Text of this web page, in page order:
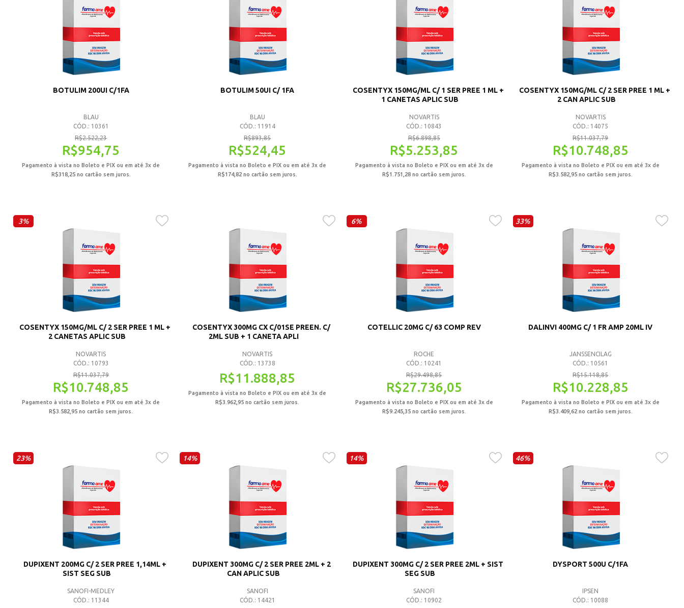
BOTULIM 200UI C/1FA
BLAU
CÓD.: 10361
R$2.522,23
R$954,75
Pagamento à vista no Boleto e PIX ou em até 3x de
R$318,25no cartão sem juros.
BOTULIM 50UI C/ 1FA
BLAU
CÓD.: 11914
R$893,85
R$524,45
Pagamento à vista no Boleto e PIX ou em até 3x de
R$174,82no cartão sem juros.
COSENTYX 150MG/ML C/ 1 SER PREE 1 ML +
1 CANETAS APLIC SUB
NOVARTIS
CÓD.: 10843
R$6.898,85
R$5.253,85
Pagamento à vista no Boleto e PIX ou em até 3x de
R$1.751,28no cartão sem juros.
COSENTYX 150MG/ML C/ 2 SER PREE 1 ML +
2 CAN APLIC SUB
NOVARTIS
CÓD.: 14075
R$11.037,79
R$10.748,85
Pagamento à vista no Boleto e PIX ou em até 3x de
R$3.582,95no cartão sem juros.
3%
COSENTYX 150MG/ML C/ 2 SER PREE 1 ML +
2 CANETAS APLIC SUB
NOVARTIS
CÓD.: 10793
R$11.037,79
R$10.748,85
Pagamento à vista no Boleto e PIX ou em até 3x de
R$3.582,95 no cartão sem juros.
COSENTYX 300MG CX C/01SE PREEN. C/
2ML SUB + 1 CANETA APLI
NOVARTIS
CÓD.: 13738
R$11.888,85
Pagamento à vista no Boleto e PIX ou em até 3x de
R$3.962,95 no cartão sem juros.
6%
COTELLIC 20MG C/ 63 COMP REV
ROCHE
CÓD.: 10241
R$29.498,85
R$27.736,05
Pagamento à vista no Boleto e PIX ou em até 3x de
R$9.245,35no cartão sem juros.
33%
DALINVI 400MG C/ 1 FR AMP 20ML IV
JANSSENCILAG
CÓD.: 10561
R$15.118,85
R$10.228,85
Pagamento à vista no Boleto e PIX ou em até 3x de
R$3.409,62no cartão sem juros.
23%
DUPIXENT 200MG C/ 2 SER PREE 1,14ML +
SIST SEG SUB
SANOFI-MEDLEY
CÓD.: 11344
14%
DUPIXENT 300MG C/ 2 SER PREE 2ML + 2
CAN APLIC SUB
SANOFI
CÓD.: 14421
14%
DUPIXENT 300MG C/ 2 SER PREE 2ML + SIST
SEG SUB
SANOFI
CÓD.: 10902
46%
DYSPORT 500U C/1FA
IPSEN
CÓD.: 10088